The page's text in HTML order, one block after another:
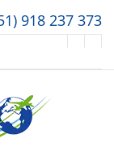
918 237 373